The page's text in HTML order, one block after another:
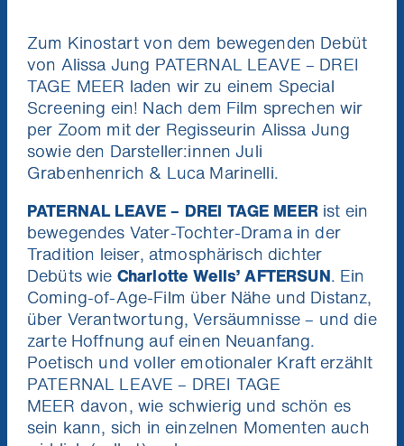
Zum Kinostart von dem bewegenden Debüt
von Alissa Jung PATERNAL LEAVE – DREI
TAGE MEER laden wir zu einem Special
Screening ein! Nach dem Film sprechen wir
per Zoom mit der Regisseurin Alissa Jung
sowie den Darsteller:innen Juli
Grabenhenrich & Luca Marinelli.
PATERNAL LEAVE – DREI TAGE MEERist ein
bewegendes Vater-Tochter-Drama in der
Tradition leiser, atmosphärisch dichter
Debüts wie Charlotte Wells’ AFTERSUN. Ein
Coming-of-Age-Film über Nähe und Distanz,
über Verantwortung, Versäumnisse – und die
zarte Hoffnung auf einen Neuanfang.
Poetisch und voller emotionaler Kraft erzählt
PATERNAL LEAVE – DREI TAGE
MEER davon, wie schwierig und schön es
sein kann, sich in einzelnen Momenten auch